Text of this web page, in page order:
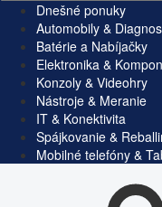
Dnešné ponuky
Automobily &
Batérie a Nabíjačky
Elektronika &
Konzoly & Videohry
Nástroje & Meranie
IT & Konektivita
Spájkovanie &
Mobilné telefóny &